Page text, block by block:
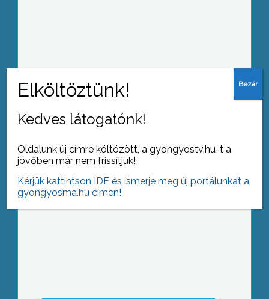
A Gyönyösi Műhely hagyományosan
legújabb munkáit bemutatni a Fő tér
Galériában
Kedves látogatónk!
Oldalunk új címre költözött, a gyongyostv.hu-t a
jövőben már nem frissítjük!
Kérjük kattintson IDE és ismerje meg új portálunkat a
gyongyosma.hu címen!